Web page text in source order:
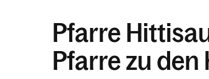
Pfarre
Pfarre zu den